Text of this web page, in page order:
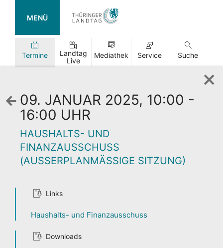
MENÜ
Termine
Zurück
Wochenansicht
09. JANUAR 2025, 10:00 -
16:00 UHR
HAUSHALTS- UND
FINANZAUSSCHUSS
(AUSSERPLANMÄSSIGE SITZUNG)
Links
Haushalts- und Finanzausschuss
Downloads
Landtag
Live
Mediathek Service Suche
TAG DER
OFFENEN TÜR